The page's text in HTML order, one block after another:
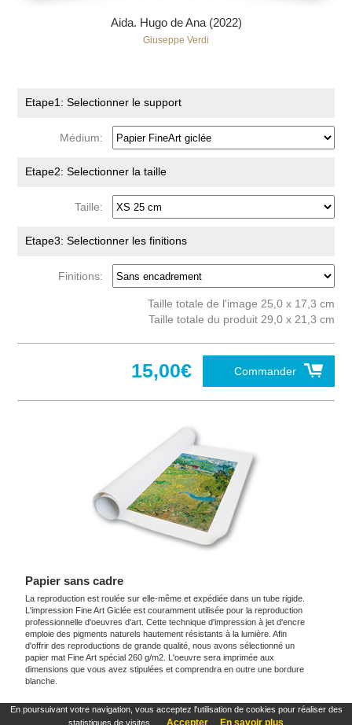
En poursuivant votre navigation, vous acceptez l'utilisation de cookies pour réaliser des
statistiques de visites.
Accepter En savoir plus
Aida. Hugo de Ana (2022)
Giuseppe Verdi
Etape1: Selectionner le support
Médium:
Etape2: Selectionner la taille
Taille:
Etape3: Selectionner les finitions
Finitions:
Taille totale de l'image 25,0 x 17,3 cm
Taille totale du produit 29,0 x 21,3 cm
Commander
15,00€
Papier sans cadre
La reproduction est roulée sur elle-même et expédiée dans un tube rigide.
L'impression Fine Art Giclée est couramment utilisée pour la reproduction
professionnelle d'oeuvres d'art. Cette technique d'impression à jet d'encre
emploie des pigments naturels hautement résistants à la lumière. Afin
d'offrir des reproductions de grande qualité, nous avons sélectionné un
papier mat Fine Art spécial 260 g/m2. L'oeuvre sera imprimée aux
dimensions que vous avez stipulées et comprendra en outre une bordure
blanche.
Ces produits sont exclusifs et originaux qui reproduisent avec fidélité maximale à